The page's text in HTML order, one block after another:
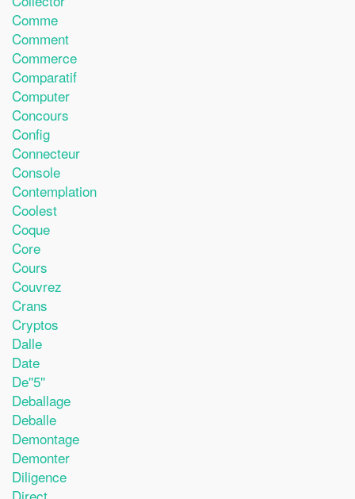
Comme
Comment
Commerce
Comparatif
Computer
Concours
Config
Connecteur
Console
Contemplation
Coolest
Coque
Core
Cours
Couvrez
Crans
Cryptos
Dalle
Date
De''5''
Deballage
Deballe
Demontage
Demonter
Diligence